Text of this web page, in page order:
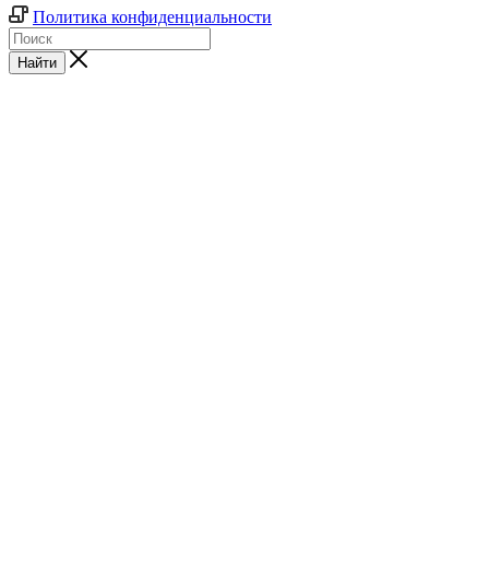
Политика конфиденциальности
Найти